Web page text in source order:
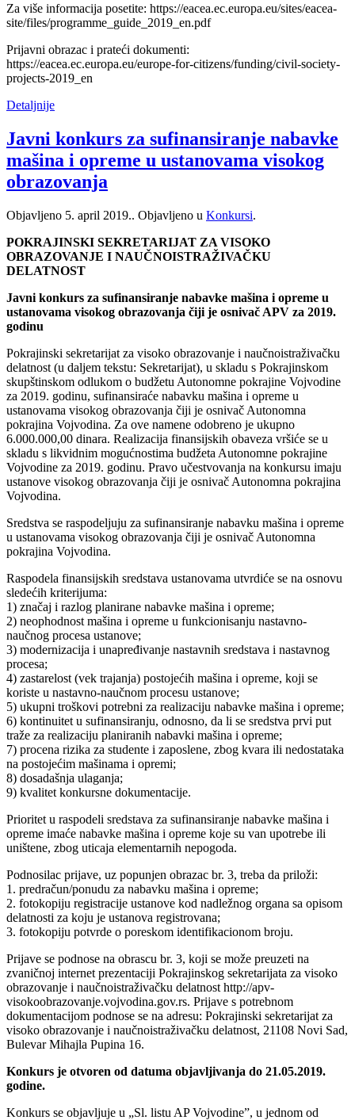
Za više informacija posetite: https://eacea.ec.europa.eu/sites/eacea-
site/files/programme_guide_2019_en.pdf
Prijavni obrazac i prateći dokumenti:
https://eacea.ec.europa.eu/europe-for-citizens/funding/civil-society-
projects-2019_en
Detaljnije
Javni konkurs za sufinansiranje nabavke
mašina i opreme u ustanovama visokog
obrazovanja
Objavljeno 5. april 2019.. Objavljeno u Konkursi.
POKRAJINSKI SEKRETARIJAT ZA VISOKO
OBRAZOVANJE I NAUČNOISTRAŽIVAČKU
DELATNOST
Javni konkurs za sufinansiranje nabavke mašina i opreme u
ustanovama visokog obrazovanja čiji je osnivač APV za 2019.
godinu
Pokrajinski sekretarijat za visoko obrazovanje i naučnoistraživačku
delatnost (u daljem tekstu: Sekretarijat), u skladu s Pokrajinskom
skupštinskom odlukom o budžetu Autonomne pokrajine Vojvodine
za 2019. godinu, sufinansiraće nabavku mašina i opreme u
ustanovama visokog obrazovanja čiji je osnivač Autonomna
pokrajina Vojvodina. Za ove namene odobreno je ukupno
6.000.000,00 dinara. Realizacija finansijskih obaveza vršiće se u
skladu s likvidnim mogućnostima budžeta Autonomne pokrajine
Vojvodine za 2019. godinu. Pravo učestvovanja na konkursu imaju
ustanove visokog obrazovanja čiji je osnivač Autonomna pokrajina
Vojvodina.
Sredstva se raspodeljuju za sufinansiranje nabavku mašina i opreme
u ustanovama visokog obrazovanja čiji je osnivač Autonomna
pokrajina Vojvodina.
Raspodela finansijskih sredstava ustanovama utvrdiće se na osnovu
sledećih kriterijuma:
1) značaj i razlog planirane nabavke mašina i opreme;
2) neophodnost mašina i opreme u funkcionisanju nastavno-
naučnog procesa ustanove;
3) modernizacija i unapređivanje nastavnih sredstava i nastavnog
procesa;
4) zastarelost (vek trajanja) postojećih mašina i opreme, koji se
koriste u nastavno-naučnom procesu ustanove;
5) ukupni troškovi potrebni za realizaciju nabavke mašina i opreme;
6) kontinuitet u sufinansiranju, odnosno, da li se sredstva prvi put
traže za realizaciju planiranih nabavki mašina i opreme;
7) procena rizika za studente i zaposlene, zbog kvara ili nedostataka
na postojećim mašinama i opremi;
8) dosadašnja ulaganja;
9) kvalitet konkursne dokumentacije.
Prioritet u raspodeli sredstava za sufinansiranje nabavke mašina i
opreme imaće nabavke mašina i opreme koje su van upotrebe ili
uništene, zbog uticaja elementarnih nepogoda.
Podnosilac prijave, uz popunjen obrazac br. 3, treba da priloži:
1. predračun/ponudu za nabavku mašina i opreme;
2. fotokopiju registracije ustanove kod nadležnog organa sa opisom
delatnosti za koju je ustanova registrovana;
3. fotokopiju potvrde o poreskom identifikacionom broju.
Prijave se podnose na obrascu br. 3, koji se može preuzeti na
zvaničnoj internet prezentaciji Pokrajinskog sekretarijata za visoko
obrazovanje i naučnoistraživačku delatnost http://apv-
visokoobrazovanje.vojvodina.gov.rs. Prijave s potrebnom
dokumentacijom podnose se na adresu: Pokrajinski sekretarijat za
visoko obrazovanje i naučnoistraživačku delatnost, 21108 Novi Sad,
Bulevar Mihajla Pupina 16.
Konkurs je otvoren od datuma objavljivanja do 21.05.2019.
godine.
Konkurs se objavljuje u „Sl. listu AP Vojvodine”, u jednom od